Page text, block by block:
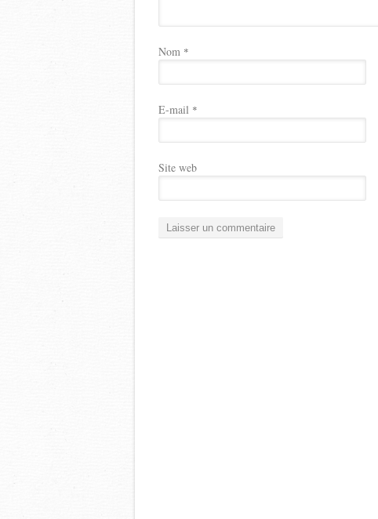
Nom *
E-mail *
Site web